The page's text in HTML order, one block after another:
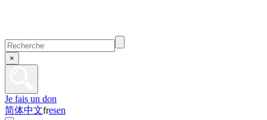
×
Je fais un don
简体中文fresen